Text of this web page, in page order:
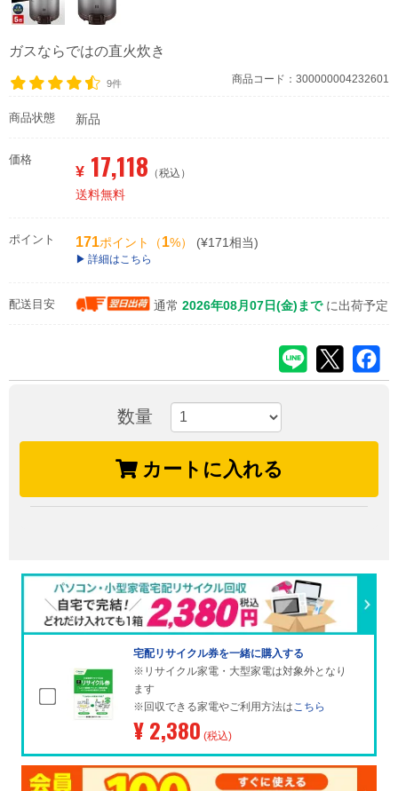
ガスならではの直火炊き
9件 商品コード：300000004232601
商品状態 新品
価格
¥ 17,118 （税込）
送料無料
ポイント 171ポイント（1%） (¥171相当)
詳細はこちら
配送目安 通常 2026年08月07日(金)まで に出荷予定
数量
カートに入れる
宅配リサイクル券を一緒に購入する
※リサイクル家電・大型家電は対象外となり
ます
※回収できる家電やご利用方法はこちら
¥ 2,380 (税込)